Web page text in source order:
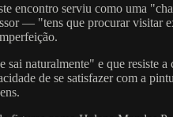
encontro serviu como uma
— "tens que procurar
naturalmente" e que resiste a
de se satisfazer com a